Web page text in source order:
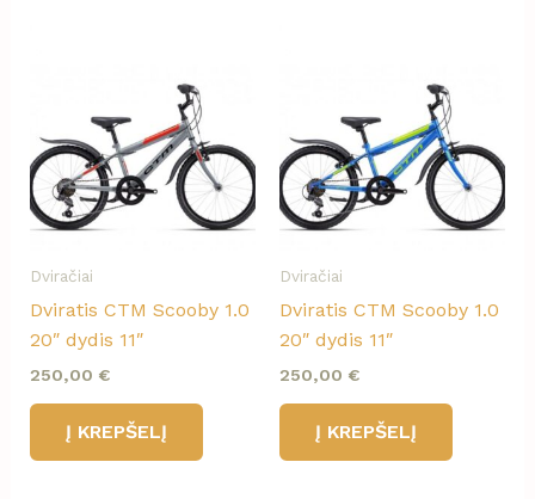
Dviračiai
Dviratis CTM Scooby 1.0
20″ dydis 11″
250,00 €
Į KREPŠELĮ
Dviračiai
Dviratis CTM Scooby 1.0
20″ dydis 11″
250,00 €
Į KREPŠELĮ